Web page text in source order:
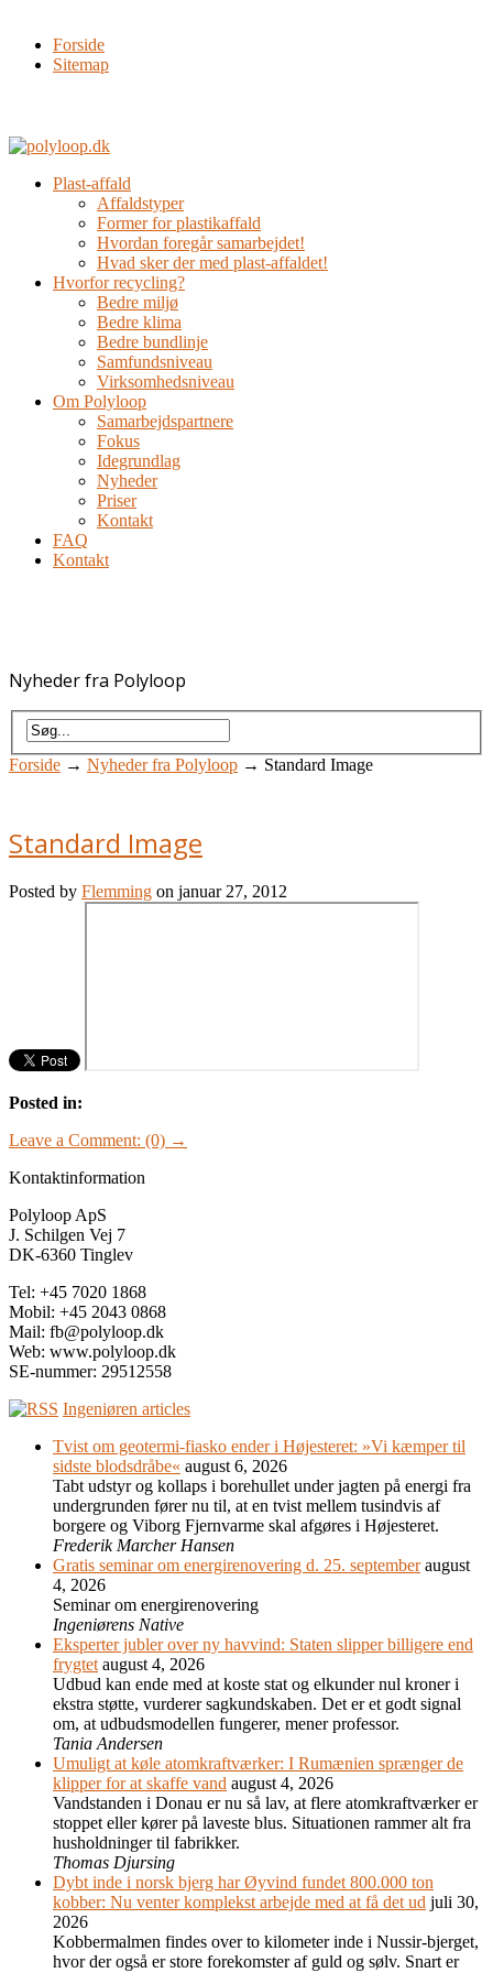
Forside
Sitemap
Plast-affald
Affaldstyper
Former for plastikaffald
Hvordan foregår samarbejdet!
Hvad sker der med plast-affaldet!
Hvorfor recycling?
Bedre miljø
Bedre klima
Bedre bundlinje
Samfundsniveau
Virksomhedsniveau
Om Polyloop
Samarbejdspartnere
Fokus
Idegrundlag
Nyheder
Priser
Kontakt
FAQ
Kontakt
Nyheder fra Polyloop
Forside → Nyheder fra Polyloop → Standard Image
Standard Image
Posted by Flemming on januar 27, 2012
Posted in:
Leave a Comment: (0) →
Kontaktinformation
Polyloop ApS
J. Schilgen Vej 7
DK-6360 Tinglev
Tel: +45 7020 1868
Mobil: +45 2043 0868
Mail: fb@polyloop.dk
Web: www.polyloop.dk
SE-nummer: 29512558
Ingeniøren articles
Tvist om geotermi-fiasko ender i Højesteret: »Vi kæmper til
sidste blodsdråbe« august 6, 2026
Tabt udstyr og kollaps i borehullet under jagten på energi fra
undergrunden fører nu til, at en tvist mellem tusindvis af
borgere og Viborg Fjernvarme skal afgøres i Højesteret.
Frederik Marcher Hansen
Gratis seminar om energirenovering d. 25. september august
4, 2026
Seminar om energirenovering
Ingeniørens Native
Eksperter jubler over ny havvind: Staten slipper billigere end
frygtet august 4, 2026
Udbud kan ende med at koste stat og elkunder nul kroner i
ekstra støtte, vurderer sagkundskaben. Det er et godt signal
om, at udbudsmodellen fungerer, mener professor.
Tania Andersen
Umuligt at køle atomkraftværker: I Rumænien sprænger de
klipper for at skaffe vand august 4, 2026
Vandstanden i Donau er nu så lav, at flere atomkraftværker er
stoppet eller kører på laveste blus. Situationen rammer alt fra
husholdninger til fabrikker.
Thomas Djursing
Dybt inde i norsk bjerg har Øyvind fundet 800.000 ton
kobber: Nu venter komplekst arbejde med at få det ud juli 30,
2026
Kobbermalmen findes over to kilometer inde i Nussir-bjerget,
hvor der også er store forekomster af guld og sølv. Snart er